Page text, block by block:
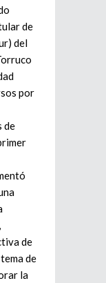
de
del
por
de
de
de
la